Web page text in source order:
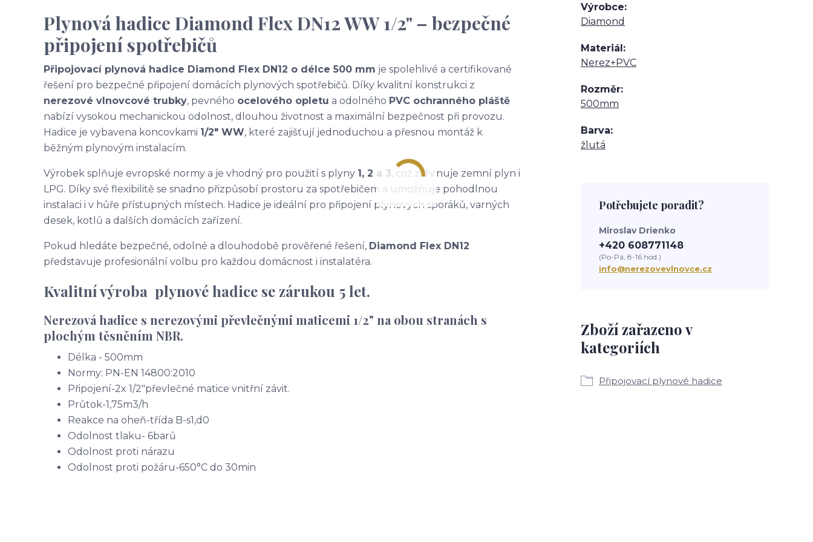
Plynová hadice Diamond Flex DN12 WW 1/2" – bezpečné
připojení spotřebičů
Připojovací plynová hadice Diamond Flex DN12 o délce 500 mm je spolehlivé a certifikované
řešení pro bezpečné připojení domácích plynových spotřebičů. Díky kvalitní konstrukci z
nerezové vlnovcové trubky, pevného ocelového opletu a odolného PVC ochranného pláště
nabízí vysokou mechanickou odolnost, dlouhou životnost a maximální bezpečnost při provozu.
Hadice je vybavena koncovkami 1/2" WW, které zajišťují jednoduchou a přesnou montáž k
běžným plynovým instalacím.
Výrobek splňuje evropské normy a je vhodný pro použití s plyny 1, 2 a 3, což zahrnuje zemní plyn i
LPG. Díky své flexibilitě se snadno přizpůsobí prostoru za spotřebičem a umožňuje pohodlnou
instalaci i v hůře přístupných místech. Hadice je ideální pro připojení plynových sporáků, varných
desek, kotlů a dalších domácích zařízení.
Pokud hledáte bezpečné, odolné a dlouhodobě prověřené řešení, Diamond Flex DN12
představuje profesionální volbu pro každou domácnost i instalatéra.
Kvalitní výroba plynové hadice se zárukou 5 let.
Nerezová hadice s nerezovými převlečnými maticemi 1/2" na obou stranách s
plochým těsněním NBR.
Délka - 500mm
Normy: PN-EN 14800:2010
Připojení-2x 1/2"převlečné matice vnitřní závit.
Průtok-1,75m3/h
Reakce na oheň-třída B-s1,d0
Odolnost tlaku- 6barů
Odolnost proti nárazu
Odolnost proti požáru-650°C do 30min
Výrobce
Diamond
Materiál
Nerez+PVC
Rozměr
500mm
Barva
žlutá
Zboží zařazeno v
kategoriích
Připojovací plynové hadice
Potřebujete poradit?
Miroslav Drienko
+420 608771148
(Po-Pá, 8-16 hod.)
info@nerezovevlnovce.cz